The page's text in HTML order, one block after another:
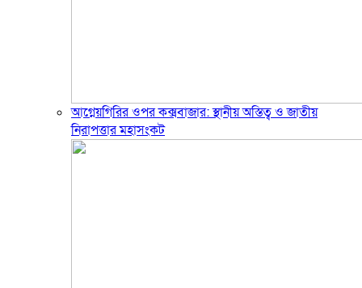
আগ্নেয়গিরির ওপর কক্সবাজার: স্থানীয় অস্তিত্ব ও জাতীয়
নিরাপত্তার মহাসংকট